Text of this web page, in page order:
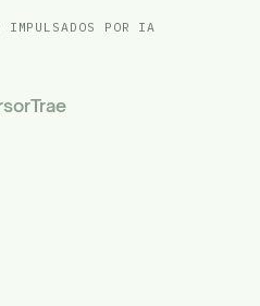
IMPULSADOS POR IA
Trae